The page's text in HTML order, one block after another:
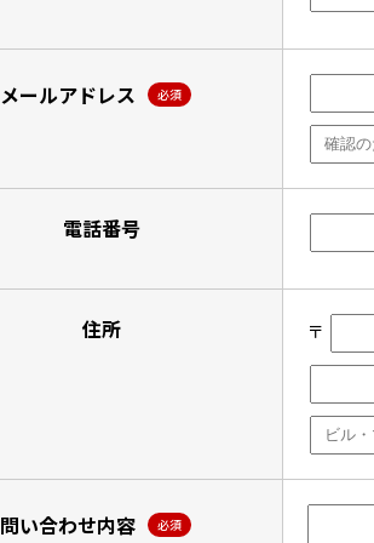
メールアドレス 必須
電話番号
住所 〒
問い合わせ内容 必須